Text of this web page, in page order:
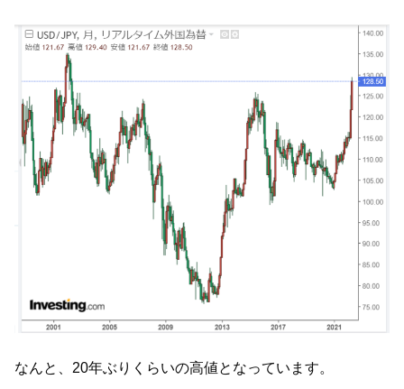
なんと、20年ぶりくらいの高値となっています。